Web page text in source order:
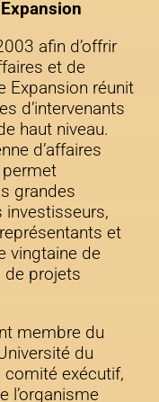
afin d’offrir
et de
Expansion réunit
d’intervenants
haut niveau.
d’affaires
permet
grandes
investisseurs,
et
vingtaine de
de projets
membre du
du
comité exécutif,
l’organisme